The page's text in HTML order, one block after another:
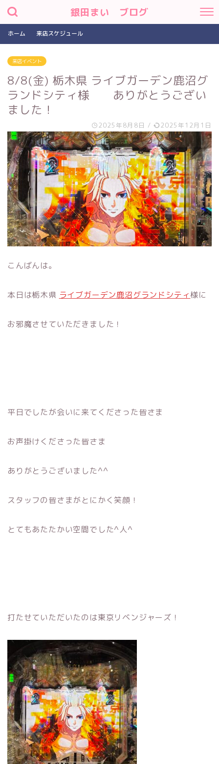
銀田まい ブログ
ホーム 来店スケジュール
来店イベント
8/8(金) 栃木県 ライブガーデン鹿沼グ
ランドシティ様 ありがとうござい
ました！
2025年8月8日 / 2025年12月1日
こんばんは。
本日は栃木県 ライブガーデン鹿沼グランドシティ様に
お邪魔させていただきました！
平日でしたが会いに来てくださった皆さま
お声掛けくださった皆さま
ありがとうございました^^
スタッフの皆さまがとにかく笑顔！
とてもあたたかい空間でした^人^
打たせていただいたのは東京リベンジャーズ！